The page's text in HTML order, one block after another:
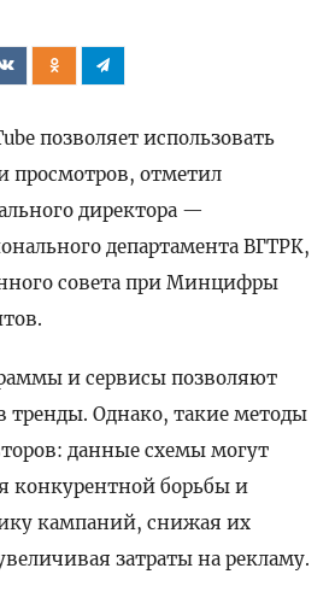
позволяет использовать
просмотров, отметил
директора —
департамента ВГТРК,
совета при Минцифры
и сервисы позволяют
тренды. Однако, такие методы
данные схемы могут
конкурентной борьбы и
кампаний, снижая их
затраты на рекламу.